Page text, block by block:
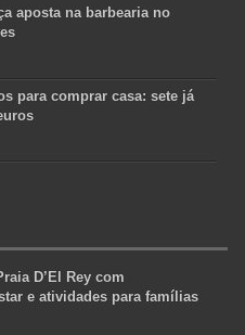
aposta na barbearia no
para comprar casa: sete já
D’El Rey com
e atividades para famílias